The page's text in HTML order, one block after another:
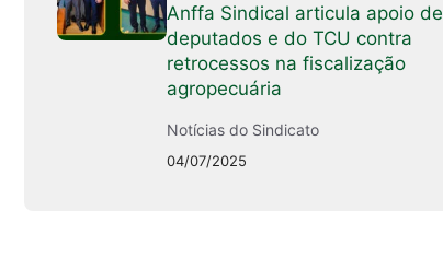
Anffa Sindical articula apoio de
deputados e do TCU contra
retrocessos na fiscalização
agropecuária
Notícias do Sindicato
04/07/2025